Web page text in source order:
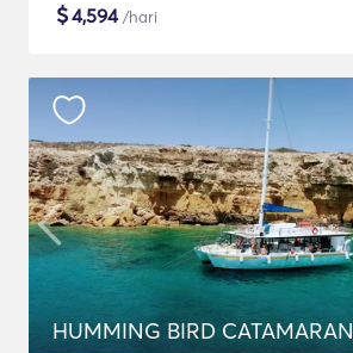
$4,594/hari
HUMMING BIRD CATAMARAN